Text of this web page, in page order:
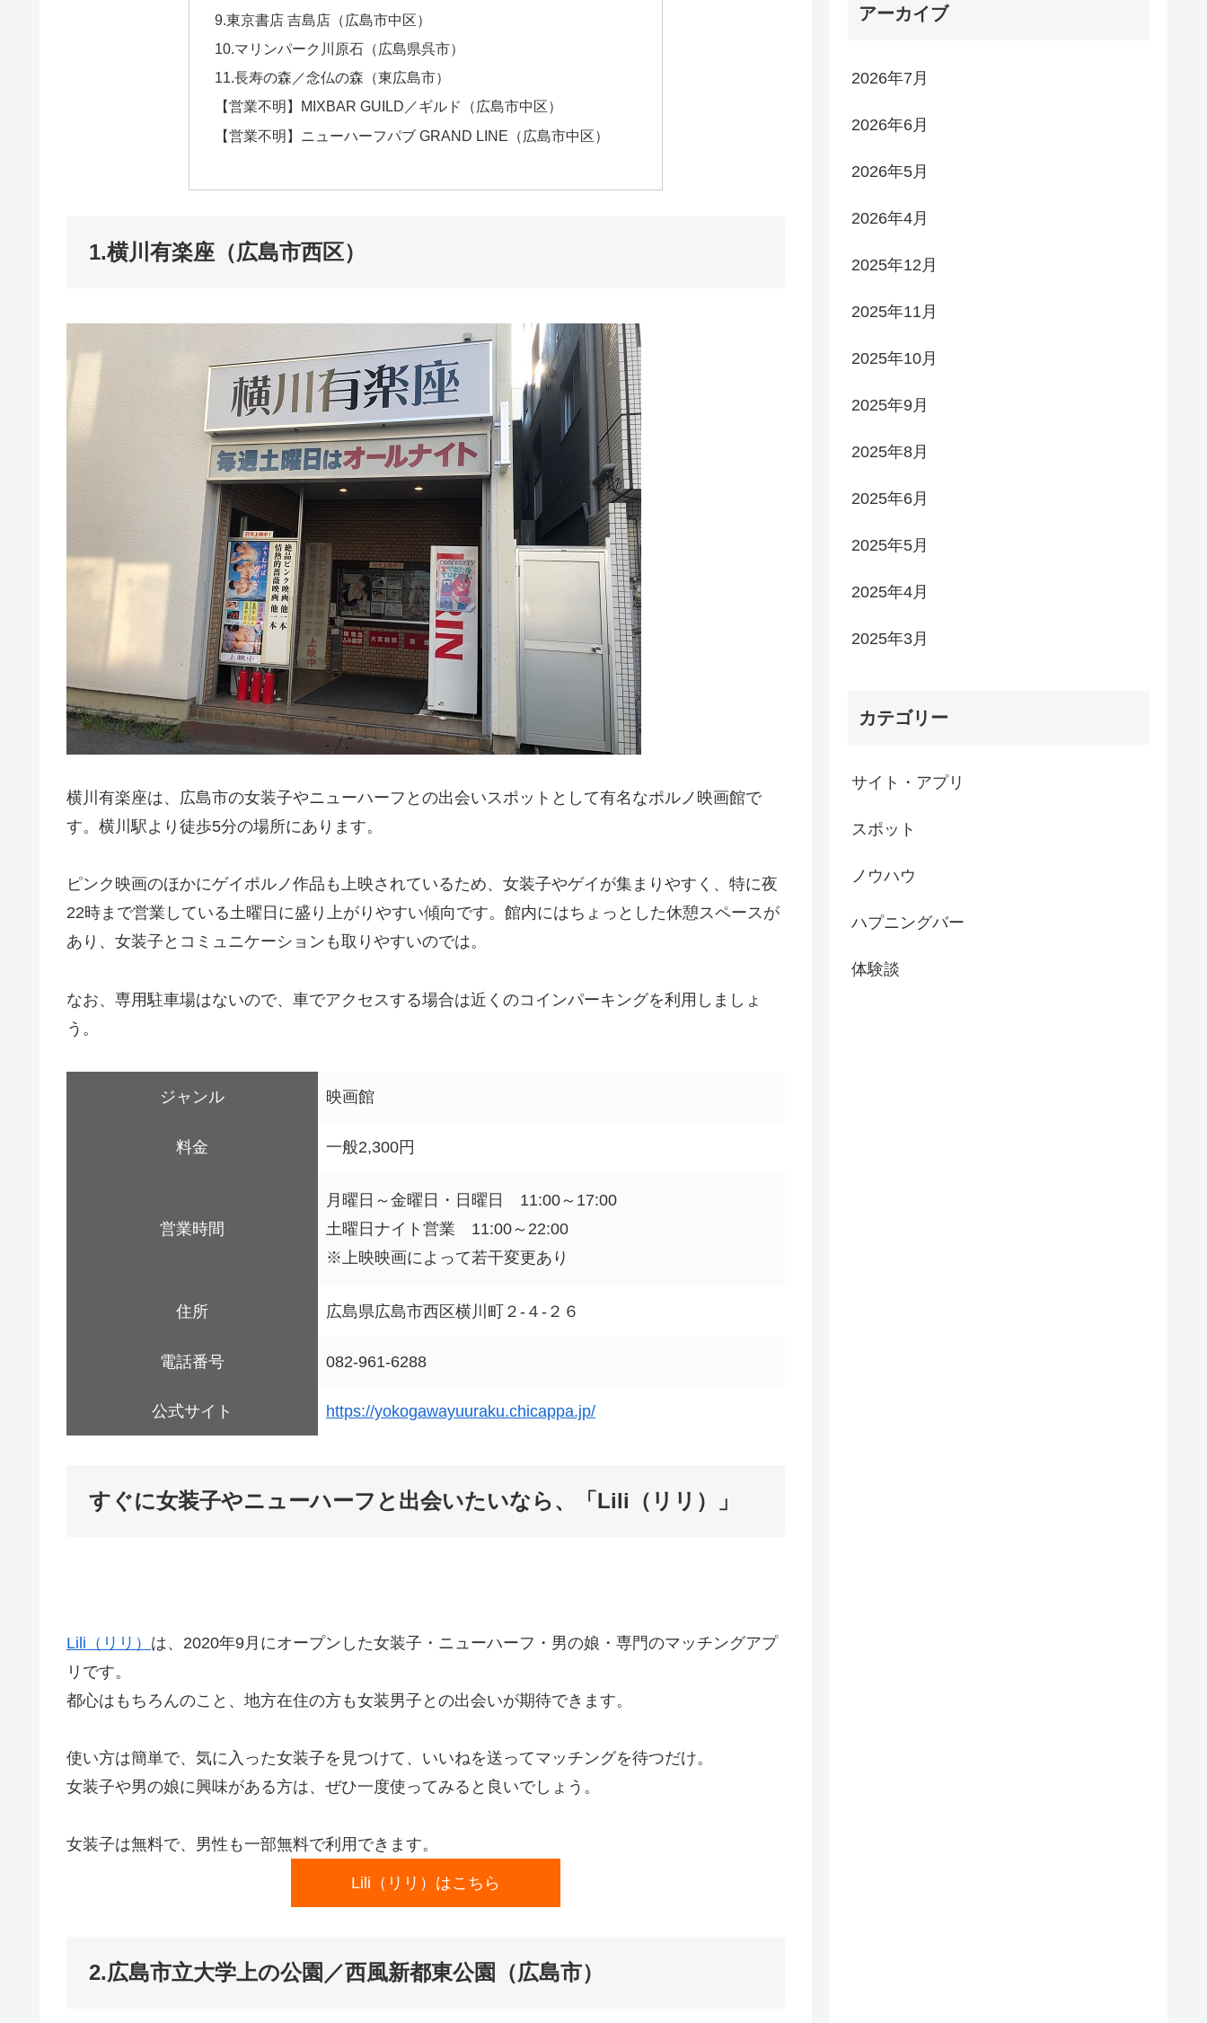
9.東京書店 吉島店（広島市中区）
10.マリンパーク川原石（広島県呉市）
11.長寿の森／念仏の森（東広島市）
【営業不明】MIXBAR GUILD／ギルド（広島市中区）
【営業不明】ニューハーフパブ GRAND LINE（広島市中区）
1.横川有楽座（広島市西区）
横川有楽座は、広島市の女装子やニューハーフとの出会いスポットとして有名なポルノ映画館で
す。横川駅より徒歩5分の場所にあります。
ピンク映画のほかにゲイポルノ作品も上映されているため、女装子やゲイが集まりやすく、特に夜
22時まで営業している土曜日に盛り上がりやすい傾向です。館内にはちょっとした休憩スペースが
あり、女装子とコミュニケーションも取りやすいのでは。
なお、専用駐車場はないので、車でアクセスする場合は近くのコインパーキングを利用しましょ
う。
ジャンル 映画館
料金 一般2,300円
営業時間
月曜日～金曜日・日曜日 11:00～17:00
土曜日ナイト営業 11:00～22:00
※上映映画によって若干変更あり
住所 広島県広島市西区横川町２-４-２６
電話番号 082-961-6288
公式サイト https://yokogawayuuraku.chicappa.jp/
すぐに女装子やニューハーフと出会いたいなら、「Lili（リリ）」
Lili（リリ） は、2020年9月にオープンした女装子・ニューハーフ・男の娘・専門のマッチングアプ
リです。
都心はもちろんのこと、地方在住の方も女装男子との出会いが期待できます。
使い方は簡単で、気に入った女装子を見つけて、いいねを送ってマッチングを待つだけ。
女装子や男の娘に興味がある方は、ぜひ一度使ってみると良いでしょう。
女装子は無料で、男性も一部無料で利用できます。
Lili（リリ）はこちら
2.広島市立大学上の公園／西風新都東公園（広島市）
アーカイブ
2026年7月
2026年6月
2026年5月
2026年4月
2025年12月
2025年11月
2025年10月
2025年9月
2025年8月
2025年6月
2025年5月
2025年4月
2025年3月
カテゴリー
サイト・アプリ
スポット
ノウハウ
ハプニングバー
体験談